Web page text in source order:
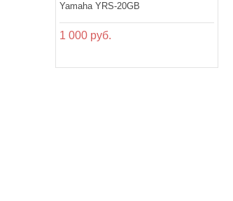
Yamaha YRS-20GB
1 000 руб.